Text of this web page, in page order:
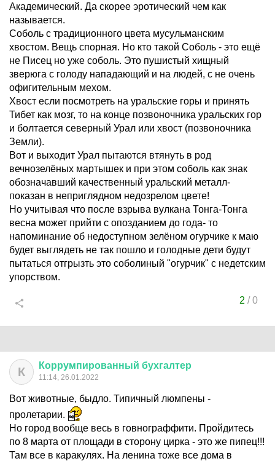
Академический. Да скорее эротический чем как
называется.
Соболь с традиционного цвета мусульманским
хвостом. Вещь спорная. Но кто такой Соболь - это ещё
не Писец но уже соболь. Это пушистый хищный
зверюга с голоду нападающий и на людей, с не очень
офигительным мехом.
Хвост если посмотреть на уральские горы и принять
Тибет как мозг, то на конце позвоночника уральских гор
и болтается северный Урал или хвост (позвоночника
Земли).
Вот и выходит Урал пытаются втянуть в род
вечнозелёных мартышек и при этом соболь как знак
обозначавший качественный уральский металл-
показан в неприглядном недозрелом цвете!
Но учитывая что после взрыва вулкана Тонга-Тонга
весна может прийти с опозданием до года- то
напоминание об недоступном зелёном огурчике к маю
будет выглядеть не так пошло и голодные дети будут
пытаться отгрызть это соболиный "огурчик" с недетским
упорством.
2 /0
К Коррумпированный бухгалтер
11:14, 26.01.2022
Вот животные, быдло. Типичный люмпены -
пролетарии.
Но город вообще весь в говнограффити. Пройдитесь
по 8 марта от площади в сторону цирка - это же пипец!!!
Там все в каракулях. На ленина тоже все дома в